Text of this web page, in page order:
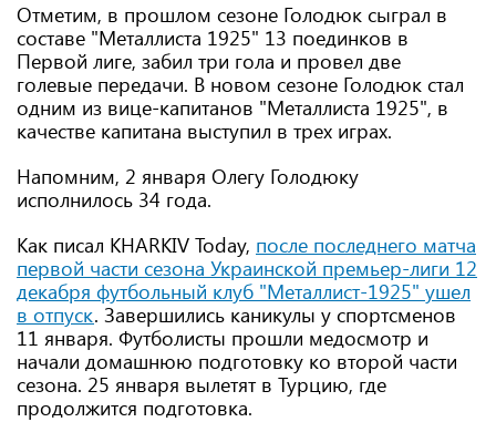
Отметим, в прошлом сезоне Голодюк сыграл в
составе "Металлиста 1925" 13 поединков в
Первой лиге, забил три гола и провел две
голевые передачи. В новом сезоне Голодюк стал
одним из вице-капитанов "Металлиста 1925", в
качестве капитана выступил в трех играх.
Напомним, 2 января Олегу Голодюку
исполнилось 34 года.
Как писал KHARKIV Today, после последнего матча
первой части сезона Украинской премьер-лиги 12
декабря футбольный клуб "Металлист-1925" ушел
в отпуск. Завершились каникулы у спортсменов
11 января. Футболисты прошли медосмотр и
начали домашнюю подготовку ко второй части
сезона. 25 января вылетят в Турцию, где
продолжится подготовка.